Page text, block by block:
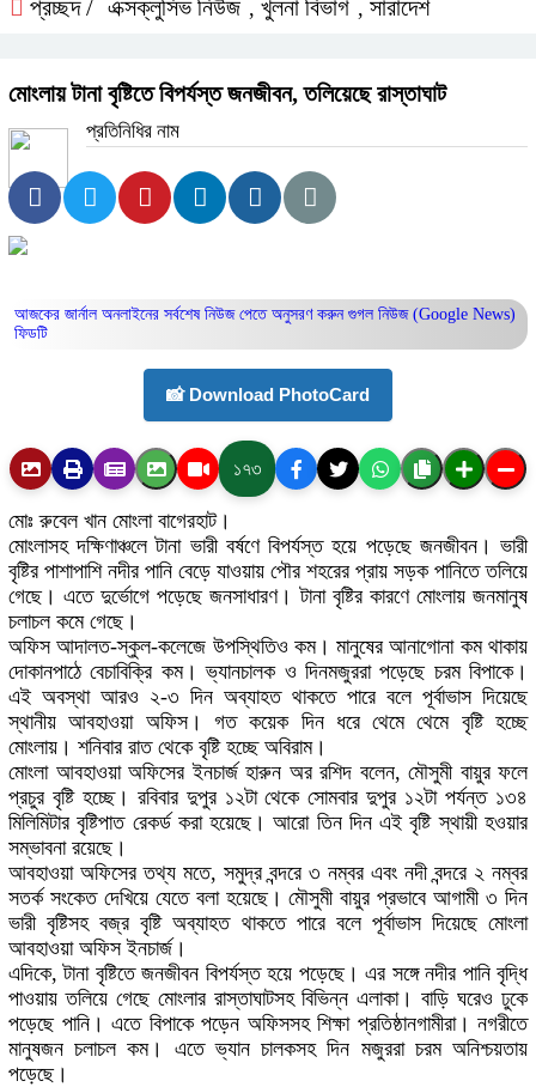
প্রচ্ছদ / এক্সক্লুসিভ নিউজ , খুলনা বিভাগ , সারাদেশ
মোংলায় টানা বৃষ্টিতে বিপর্যস্ত জনজীবন, তলিয়েছে রাস্তাঘাট
প্রতিনিধির নাম
আজকের জার্নাল অনলাইনের সর্বশেষ নিউজ পেতে অনুসরণ করুন গুগল নিউজ (Google News)
ফিডটি
📸 Download PhotoCard
১৭৩
মোঃ রুবেল খান মোংলা বাগেরহাট।
মোংলাসহ দক্ষিণাঞ্চলে টানা ভারী বর্ষণে বিপর্যস্ত হয়ে পড়েছে জনজীবন। ভারী
বৃষ্টির পাশাপাশি নদীর পানি বেড়ে যাওয়ায় পৌর শহরের প্রায় সড়ক পানিতে তলিয়ে
গেছে। এতে দুর্ভোগে পড়েছে জনসাধারণ। টানা বৃষ্টির কারণে মোংলায় জনমানুষ
চলাচল কমে গেছে।
অফিস আদালত-স্কুল-কলেজে উপস্থিতিও কম। মানুষের আনাগোনা কম থাকায়
দোকানপাঠে বেচাবিক্রি কম। ভ্যানচালক ও দিনমজুররা পড়েছে চরম বিপাকে।
এই অবস্থা আরও ২-৩ দিন অব্যাহত থাকতে পারে বলে পূর্বাভাস দিয়েছে
স্থানীয় আবহাওয়া অফিস। গত কয়েক দিন ধরে থেমে থেমে বৃষ্টি হচ্ছে
মোংলায়। শনিবার রাত থেকে বৃষ্টি হচ্ছে অবিরাম।
মোংলা আবহাওয়া অফিসের ইনচার্জ হারুন অর রশিদ বলেন, মৌসুমী বায়ুর ফলে
প্রচুর বৃষ্টি হচ্ছে। রবিবার দুপুর ১২টা থেকে সোমবার দুপুর ১২টা পর্যন্ত ১৩৪
মিলিমিটার বৃষ্টিপাত রেকর্ড করা হয়েছে। আরো তিন দিন এই বৃষ্টি স্থায়ী হওয়ার
সম্ভাবনা রয়েছে।
আবহাওয়া অফিসের তথ্য মতে, সমুদ্র বন্দরে ৩ নম্বর এবং নদী বন্দরে ২ নম্বর
সতর্ক সংকেত দেখিয়ে যেতে বলা হয়েছে। মৌসুমী বায়ুর প্রভাবে আগামী ৩ দিন
ভারী বৃষ্টিসহ বজ্র বৃষ্টি অব্যাহত থাকতে পারে বলে পূর্বাভাস দিয়েছে মোংলা
আবহাওয়া অফিস ইনচার্জ।
এদিকে, টানা বৃষ্টিতে জনজীবন বিপর্যস্ত হয়ে পড়েছে। এর সঙ্গে নদীর পানি বৃদ্ধি
পাওয়ায় তলিয়ে গেছে মোংলার রাস্তাঘাটসহ বিভিন্ন এলাকা। বাড়ি ঘরেও ঢুকে
পড়েছে পানি। এতে বিপাকে পড়েন অফিসসহ শিক্ষা প্রতিষ্ঠানগামীরা। নগরীতে
মানুষজন চলাচল কম। এতে ভ্যান চালকসহ দিন মজুররা চরম অনিশ্চয়তায়
পড়েছে।